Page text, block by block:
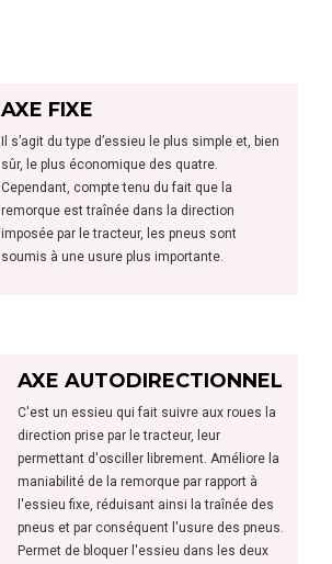
AXE FIXE
Il s’agit du type d’essieu le plus simple et, bien
sûr, le plus économique des quatre.
Cependant, compte tenu du fait que la
remorque est traînée dans la direction
imposée par le tracteur, les pneus sont
soumis à une usure plus importante.
AXE AUTODIRECTIONNEL
C'est un essieu qui fait suivre aux roues la
direction prise par le tracteur, leur
permettant d'osciller librement. Améliore la
maniabilité de la remorque par rapport à
l'essieu fixe, réduisant ainsi la traînée des
pneus et par conséquent l'usure des pneus.
Permet de bloquer l'essieu dans les deux